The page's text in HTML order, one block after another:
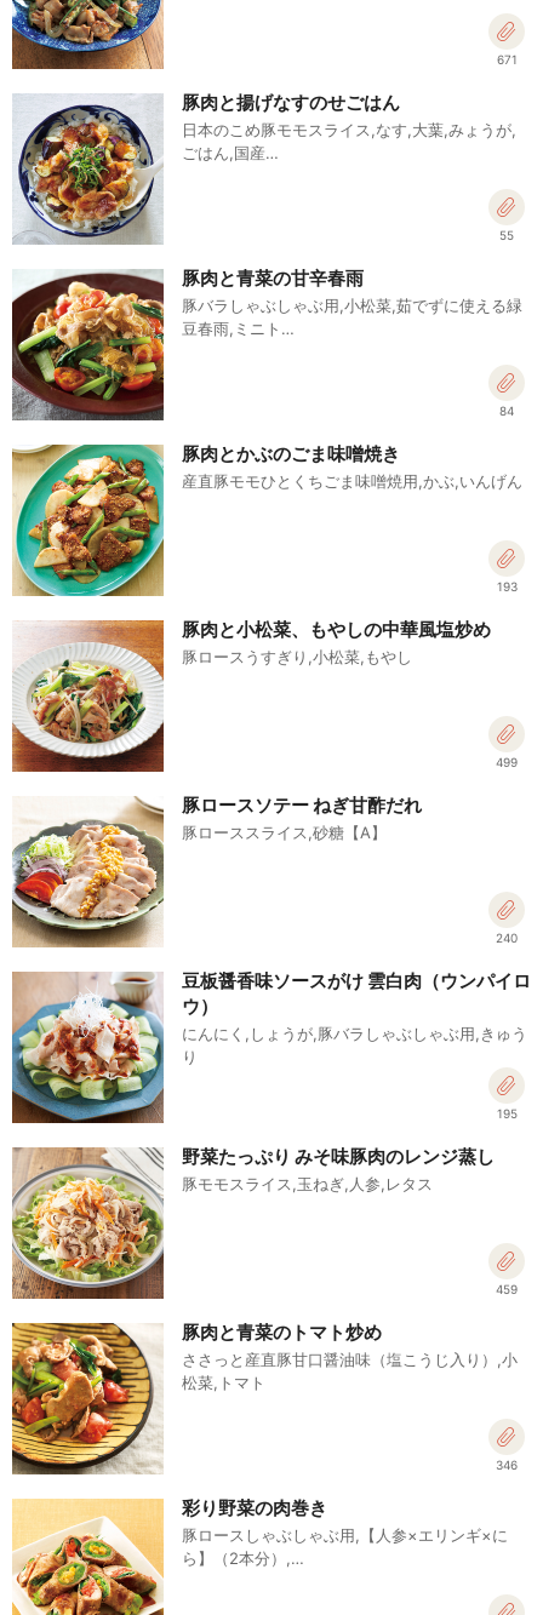
671
豚肉と揚げなすのせごはん
日本のこめ豚モモスライス,なす,大葉,みょうが,
ごはん,国産…
55
豚肉と青菜の甘辛春雨
豚バラしゃぶしゃぶ用,小松菜,茹でずに使える緑
豆春雨,ミニト…
84
豚肉とかぶのごま味噌焼き
産直豚モモひとくちごま味噌焼用,かぶ,いんげん
193
豚肉と小松菜、もやしの中華風塩炒め
豚ロースうすぎり,小松菜,もやし
499
豚ロースソテー ねぎ甘酢だれ
豚ローススライス,砂糖【A】
240
豆板醤香味ソースがけ 雲白肉（ウンパイロ
ウ）
にんにく,しょうが,豚バラしゃぶしゃぶ用,きゅう
り
195
野菜たっぷり みそ味豚肉のレンジ蒸し
豚モモスライス,玉ねぎ,人参,レタス
459
豚肉と青菜のトマト炒め
ささっと産直豚甘口醤油味（塩こうじ入り）,小
松菜,トマト
346
彩り野菜の肉巻き
豚ロースしゃぶしゃぶ用,【人参×エリンギ×に
ら】（2本分）,…